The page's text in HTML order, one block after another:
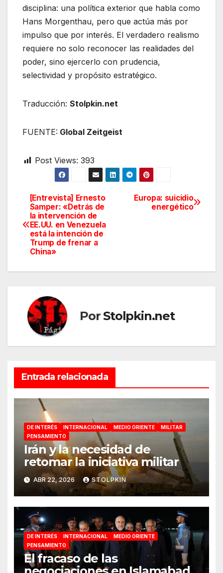
disciplina: una política exterior que habla como
Hans Morgenthau, pero que actúa más por
impulso que por interés. El verdadero realismo
requiere no solo reconocer las realidades del
poder, sino ejercerlo con prudencia,
selectividad y propósito estratégico.
Traducción: Stolpkin.net
FUENTE: Global Zeitgeist
Post Views: 393
Navegación
de
entradas
Europa: suicidio
energético
[Entrevista] Ernesto
Samper: «Detrás de
la intervención de
EE.UU. en Venezuela
está la intención de
Trump de frenar a
China»
Por Stolpkin.net
Entrada relacionada
DE INTERÉS INTERNACIONAL MEDIO ORIENTE
MILITAR
PENSAMIENTO
Irán y la necesidad de
retomar la iniciativa militar
ABR 22, 2026 STOLPKIN
DE INTERÉS INTERNACIONAL
MEDIO ORIENTE
PENSAMIENTO
El fracaso de las